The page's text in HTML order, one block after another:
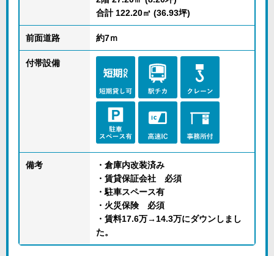
合計 122.20㎡ (36.93坪)
前面道路 約7ｍ
付帯設備
備考
・倉庫内改装済み
・賃貸保証会社 必須
・駐車スペース有
・火災保険 必須
・賃料17.6万→14.3万にダウンしまし
た。